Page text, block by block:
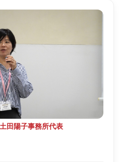
田陽子事務所代表